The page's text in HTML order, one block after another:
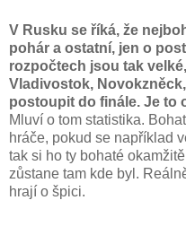
V Rusku se říká, že
pohár a ostatní, jen o
rozpočtech jsou tak
Vladivostok,
postoupit do finále. Je to
Mluví o tom statistika.
hráče, pokud se například
tak si ho ty bohaté
zůstane tam kde byl.
hrají o špici.